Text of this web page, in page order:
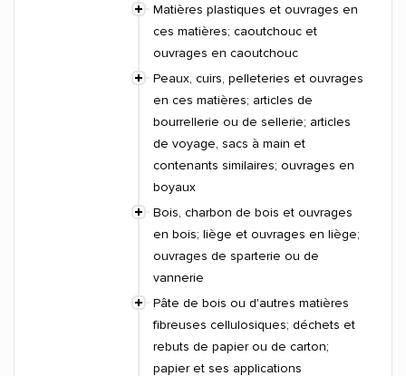
Matières plastiques et ouvrages en
ces matières; caoutchouc et
ouvrages en caoutchouc
Peaux, cuirs, pelleteries et ouvrages
en ces matières; articles de
bourrellerie ou de sellerie; articles
de voyage, sacs à main et
contenants similaires; ouvrages en
boyaux
Bois, charbon de bois et ouvrages
en bois; liège et ouvrages en liège;
ouvrages de sparterie ou de
vannerie
Pâte de bois ou d'autres matières
fibreuses cellulosiques; déchets et
rebuts de papier ou de carton;
papier et ses applications